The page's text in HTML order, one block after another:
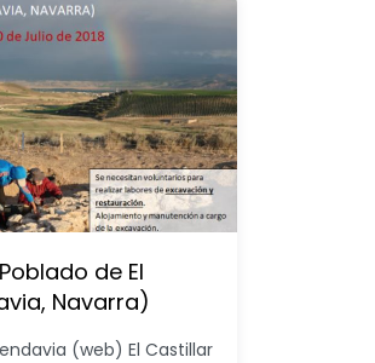
de El
Navarra)
(web) El Castillar